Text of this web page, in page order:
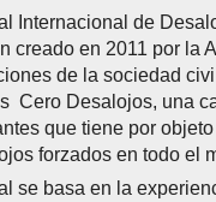
Internacional de
creado en 2011 por la
de la sociedad
Cero Desalojos, una
que tiene por
forzados en todo el
se basa en la